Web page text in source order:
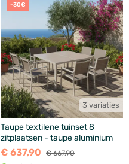
-30€
3 variaties
Taupe textilene tuinset 8
zitplaatsen - taupe aluminium
€ 637,90 € 667,90